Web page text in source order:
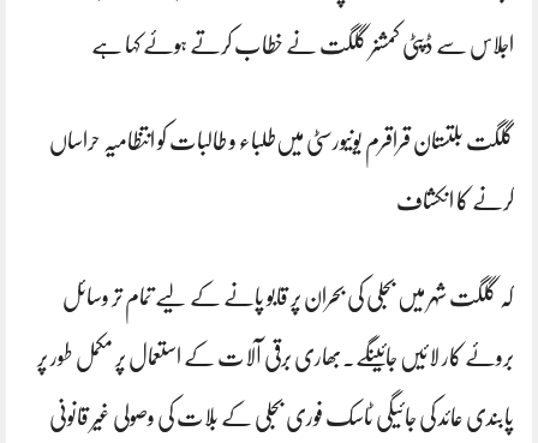
اجلاس سے ڈپٹی کمشنر گلگت نے خطاب کرتے ہوئے کہا ہے
گلگت بلتستان قراقرم یونیورسٹی میں‌طلباء و طالبات کو انتظامیہ حراساں
کرنے کا انکشاف
کہ گلگت شہر میں بجلی کی بحران پر قابو پانے کے لیے تمام تر وسائل
بروئے کار لائیں جائینگے۔بھاری برقی آلات کے استعمال پر مکمل طور پر
پابندی عائد کی جائیگی ٹاسک فوری بجلی کے بلات کی وصولی غیر قانونی